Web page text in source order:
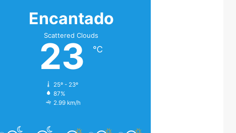
Encantado
Scattered Clouds
23 ℃
25º - 23º
87%
2.99 km/h